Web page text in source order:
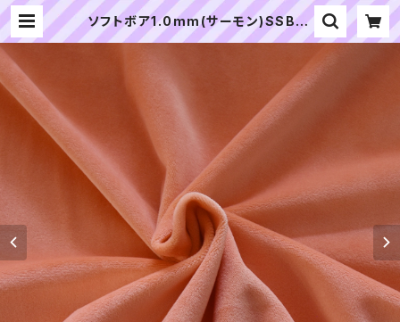
ソフトボア1.0mm(サーモン)SSB10
7 ぬいぐるみ用短毛ボア生地 20cm